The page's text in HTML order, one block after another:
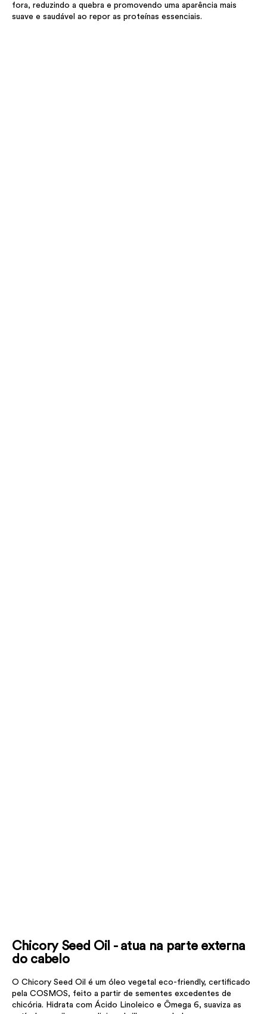
fora, reduzindo a quebra e promovendo uma aparência mais
suave e saudável ao repor as proteínas essenciais.
Chicory Seed Oil - atua na parte externa
do cabelo
O Chicory Seed Oil é um óleo vegetal eco-friendly, certificado
pela COSMOS, feito a partir de sementes excedentes de
chicória. Hidrata com Ácido Linoleico e Ômega 6, suaviza as